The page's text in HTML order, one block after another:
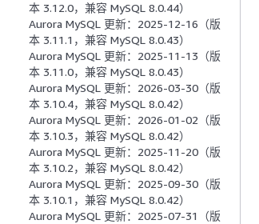
本 3.12.0，兼容 MySQL 8.0.44）
Aurora MySQL 更新：2025-12-16（版
本 3.11.1，兼容 MySQL 8.0.43）
Aurora MySQL 更新：2025-11-13（版
本 3.11.0，兼容 MySQL 8.0.43）
Aurora MySQL 更新：2026-03-30（版
本 3.10.4，兼容 MySQL 8.0.42）
Aurora MySQL 更新：2026-01-02（版
本 3.10.3，兼容 MySQL 8.0.42）
Aurora MySQL 更新：2025-11-20（版
本 3.10.2，兼容 MySQL 8.0.42）
Aurora MySQL 更新：2025-09-30（版
本 3.10.1，兼容 MySQL 8.0.42）
Aurora MySQL 更新：2025-07-31（版